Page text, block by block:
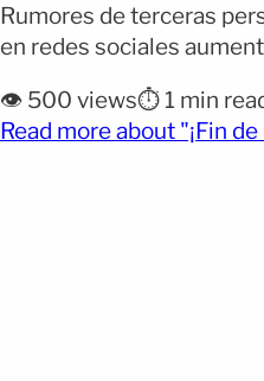
Rumores de terceras
en redes sociales
Gerard Piqué y Clara
su relación ha llegado a
👁️ 500 views⏱️ 1 min
Read more about "¡Fin